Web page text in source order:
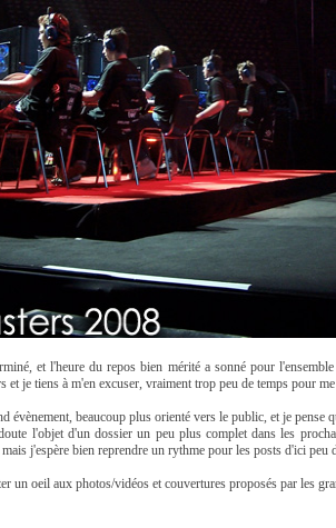
et l'heure du repos bien mérité a sonné pour
et je tiens à m'en excuser, vraiment trop peu de temps pour
évènement, beaucoup plus orienté vers le public, et je
l'objet d'un dossier un peu plus complet dans les
j'espère bien reprendre un rythme pour les posts d'ici peu
un oeil aux photos/vidéos et couvertures proposés par les